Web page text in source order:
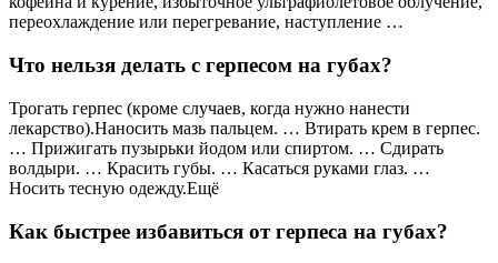
переохлаждение или перегревание, наступление …
Что нельзя делать с герпесом на губах?
Трогать герпес (кроме случаев, когда нужно нанести
лекарство).Наносить мазь пальцем. … Втирать крем в герпес.
… Прижигать пузырьки йодом или спиртом. … Сдирать
волдыри. … Красить губы. … Касаться руками глаз. …
Носить тесную одежду.Ещё
Как быстрее избавиться от герпеса на губах?